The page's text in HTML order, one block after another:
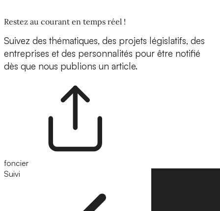
Restez au courant en temps réel !
Suivez des thématiques, des projets législatifs, des
entreprises et des personnalités pour être notifié
dès que nous publions un article.
foncier
Suivi